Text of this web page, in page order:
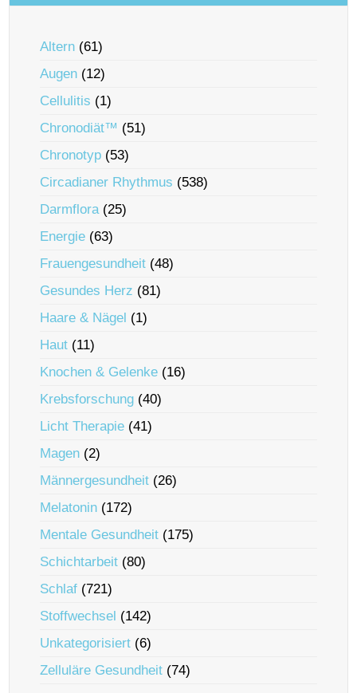
Altern (61)
Augen (12)
Cellulitis (1)
Chronodiät™ (51)
Chronotyp (53)
Circadianer Rhythmus (538)
Darmflora(25)
Energie (63)
Frauengesundheit (48)
Gesundes Herz (81)
Haare & Nägel (1)
Haut (11)
Knochen & Gelenke (16)
Krebsforschung (40)
Licht Therapie (41)
Magen (2)
Männergesundheit (26)
Melatonin (172)
Mentale Gesundheit (175)
Schichtarbeit (80)
Schlaf (721)
Stoffwechsel (142)
Unkategorisiert (6)
Zelluläre Gesundheit (74)